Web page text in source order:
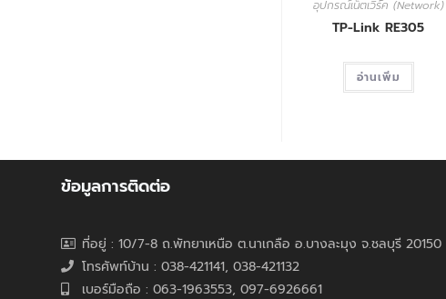
อุปกรณ์เน็ตเวิร์ค (Network)
TP-Link RE305
อ่านเพิ่ม
ข้อมูลการติดต่อ
ที่อยู่ : 10/7-8 ถ.พัทยาเหนือ ต.นาเกลือ อ.บางละมุง จ.ชลบุรี 20150
โทรศัพท์บ้าน : 038-421141, 038-421132
เบอร์มือถือ : 063-1963553, 097-6926661